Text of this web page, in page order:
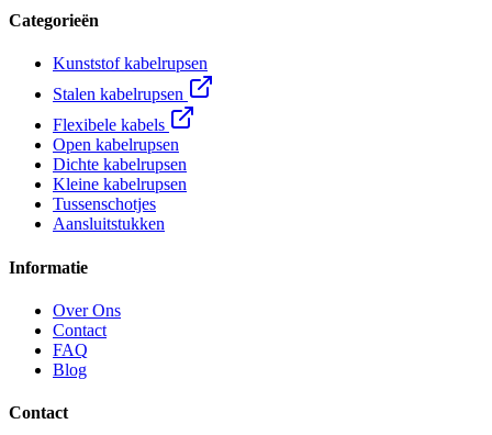
Categorieën
Kunststof kabelrupsen
Stalen kabelrupsen
Flexibele kabels
Open kabelrupsen
Dichte kabelrupsen
Kleine kabelrupsen
Tussenschotjes
Aansluitstukken
Informatie
Over Ons
Contact
FAQ
Blog
Contact